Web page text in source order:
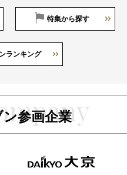
特集から探す
ランキング
参画企業